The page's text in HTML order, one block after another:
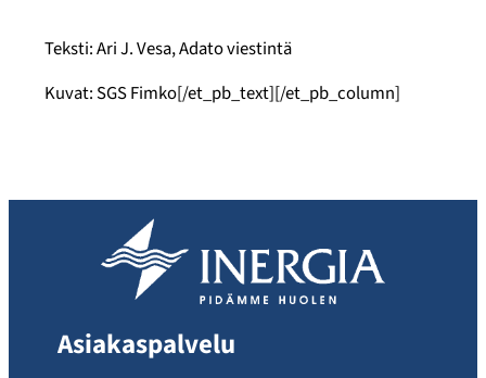
Teksti: Ari J. Vesa,Adatoviestintä
Kuvat: SGSFimko[/et_pb_text][/et_pb_column]
Asiakaspalvelu